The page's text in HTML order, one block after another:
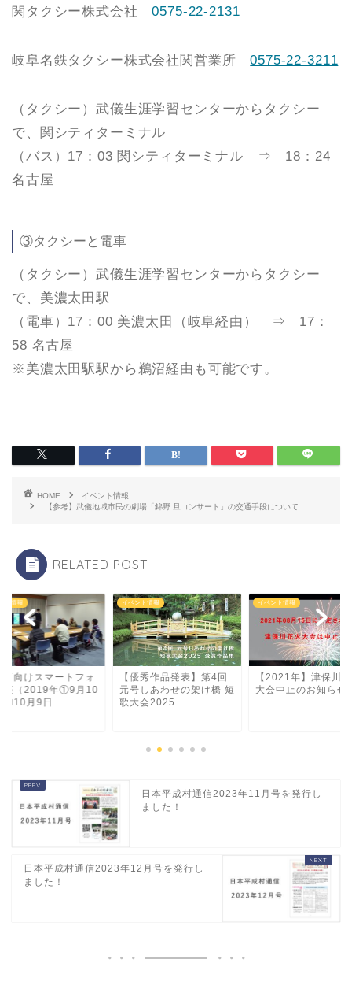
関タクシー株式会社0575-22-2131
岐阜名鉄タクシー株式会社関営業所0575-22-3211
（タクシー）武儀生涯学習センターからタクシー
で、関シティターミナル
（バス）17：03 関シティターミナル ⇒ 18：24
名古屋
③タクシーと電車
（タクシー）武儀生涯学習センターからタクシー
で、美濃太田駅
（電車）17：00 美濃太田（岐阜経由） ⇒ 17：
58 名古屋
※美濃太田駅駅から鵜沼経由も可能です。
HOME
イベント情報
【参考】武儀地域市民の劇場「錦野 旦コンサート」の交通手段について
RELATED POST
ト情報
者向けスマートフォ
座（2019年①9月10
②10月9日...
イベント情報
【優秀作品発表】第4回
元号しあわせの架け橋 短
歌大会2025
イベント情報
【2021年】津保川
大会中止のお知らせ
日本平成村通信2023年11月号を発行し
ました！
日本平成村通信2023年12月号を発行し
ました！